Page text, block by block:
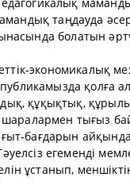
таңдауда
болатын
қолға
құқықтық,
тығыз
бағдарын
егеменді
ұстанып,